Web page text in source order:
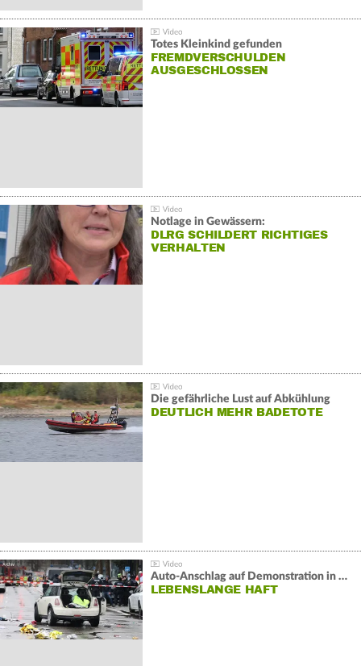
Totes Kleinkind gefunden
FREMDVERSCHULDEN
AUSGESCHLOSSEN
Notlage in Gewässern:
DLRG SCHILDERT RICHTIGES
VERHALTEN
Die gefährliche Lust auf Abkühlung
DEUTLICH MEHR BADETOTE
Auto-Anschlag auf Demonstration in München:
LEBENSLANGE HAFT